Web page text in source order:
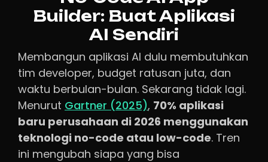
Builder: Buat Aplikasi
AI Sendiri
Membangun aplikasi AI dulu membutuhkan
tim developer, budget ratusan juta, dan
waktu berbulan-bulan. Sekarang tidak lagi.
Menurut Gartner (2025), 70% aplikasi
baru perusahaan di 2026 menggunakan
teknologi no-code atau low-code. Tren
ini mengubah siapa yang bisa